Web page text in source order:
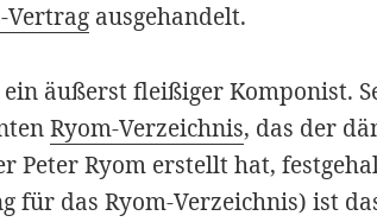
Vertrag ausgehandelt.
äußerst fleißiger Komponist.
Ryom-Verzeichnis, das der
Peter Ryom erstellt hat,
für das Ryom-Verzeichnis) ist